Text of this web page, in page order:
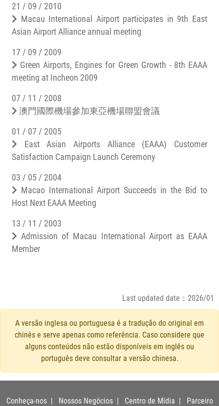
21 / 09 / 2010
Macau International Airport participates in 9th East
Asian Airport Alliance annual meeting
17 / 09 / 2009
Green Airports, Engines for Green Growth - 8th EAAA
meeting at Incheon 2009
07 / 11 / 2008
澳門國際機場參加東亞機場聯盟會議
01 / 07 / 2005
East Asian Airports Alliance (EAAA) Customer
Satisfaction Campaign Launch Ceremony
03 / 05 / 2004
Macao International Airport Succeeds in the Bid to
Host Next EAAA Meeting
13 / 11 / 2003
Admission of Macau International Airport as EAAA
Member
Last updated date：2026/01
A versão inglesa ou portuguesa é a tradução do original em
chinês e serve apenas como referência. Caso considere que
alguns conteúdos não estão disponíveis em inglês ou
português deve consultar a versão chinesa.
Conheça-nos| Nossos Negócios| Centro de Mídia Parceiro